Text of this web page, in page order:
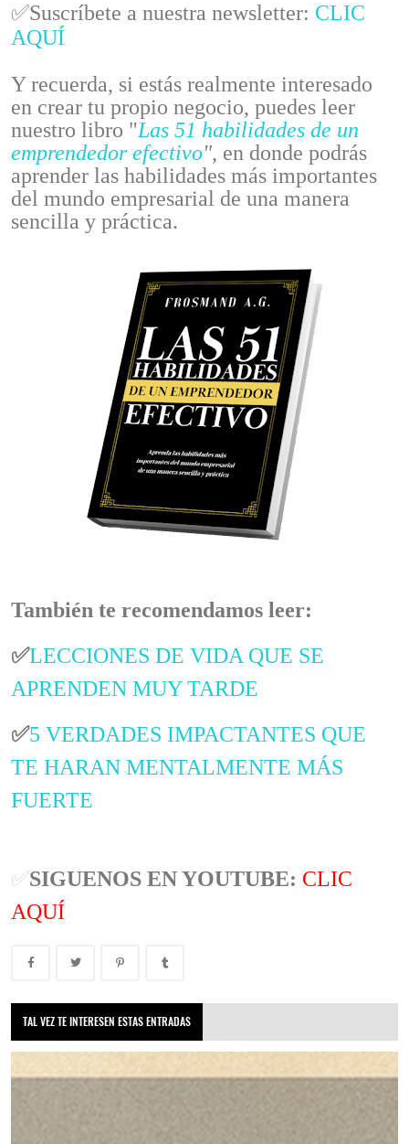
✅Suscríbete a nuestra newsletter: CLIC
AQUÍ
Y recuerda, si estás realmente interesado
en crear tu propio negocio, puedes leer
nuestro libro "Las 51 habilidades de un
emprendedor efectivo", en donde podrás
aprender las habilidades más importantes
del mundo empresarial de una manera
sencilla y práctica.
También te recomendamos leer:
✅LECCIONES DE VIDA QUE SE
APRENDEN MUY TARDE
✅5 VERDADES IMPACTANTES QUE
TE HARAN MENTALMENTE MÁS
FUERTE
✅SIGUENOS EN YOUTUBE: CLIC
AQUÍ
TAL VEZ TE INTERESEN ESTAS ENTRADAS